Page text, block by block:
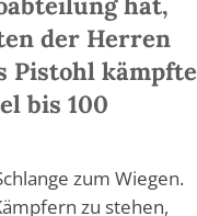
der Herren
Pistohl kämpfte
bis 100
zum Wiegen.
zu stehen,